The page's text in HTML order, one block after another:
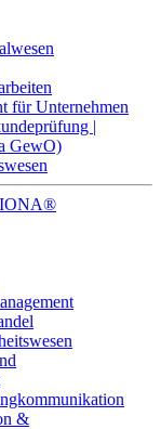
für Unternehmen
|
GewO)
&